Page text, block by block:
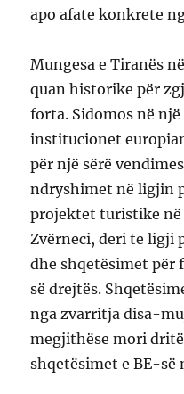
apo afate konkrete
Mungesa e Tiranës
quan historike për
forta. Sidomos në
institucionet
për një sërë
ndryshimet në ligjin
projektet turistike në
Zvërneci, deri te ligji
dhe shqetësimet
së drejtës.
nga zvarritja disa-
megjithëse mori
shqetësimet e BE-së